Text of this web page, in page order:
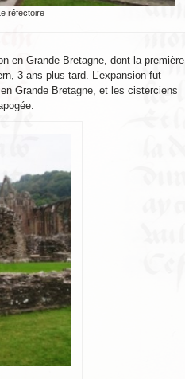
Le réfectoire
en Grande Bretagne, dont la première
3 ans plus tard. L’expansion fut
Grande Bretagne, et les cisterciens